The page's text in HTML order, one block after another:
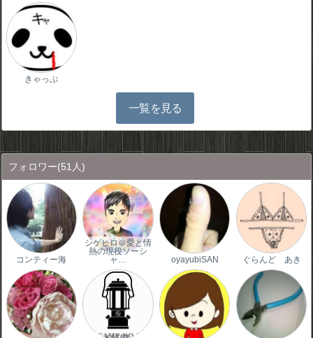
きゃっぷ
一覧を見る
フォロワー(51人)
コンティー海
シゲヒロ＠愛と情
熱の現役ソーシ
ャ…
oyayubiSAN ぐらんど あき